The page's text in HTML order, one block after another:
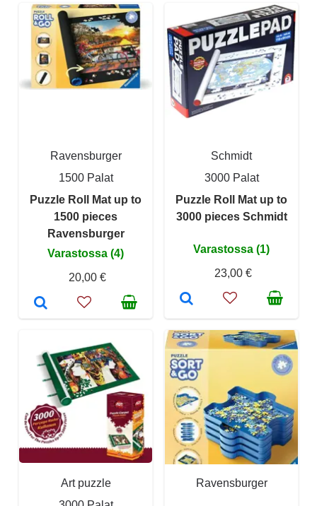
Ravensburger
1500 Palat
Puzzle Roll Mat up to
1500 pieces
Ravensburger
Varastossa (4)
20,00 €
Schmidt
3000 Palat
Puzzle Roll Mat up to
3000 pieces Schmidt
Varastossa (1)
23,00 €
Art puzzle
Ravensburger